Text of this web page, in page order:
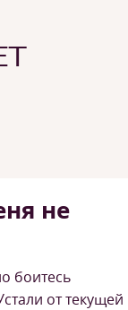
не
боитесь
от текущей